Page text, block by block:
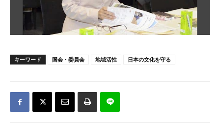
キーワード 国会・委員会 地域活性 日本の文化を守る